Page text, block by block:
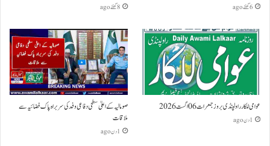
6 گھنٹے ago 8 گھنٹے ago
عوامی للکار راولپنڈی بروز جمعرات 06 اگست 2026
1 دن ago
صومالیہ کے اعلیٰ سطحی دفاعی وفد کی سربراہ پاک فضائیہ سے
ملاقات
1 دن ago